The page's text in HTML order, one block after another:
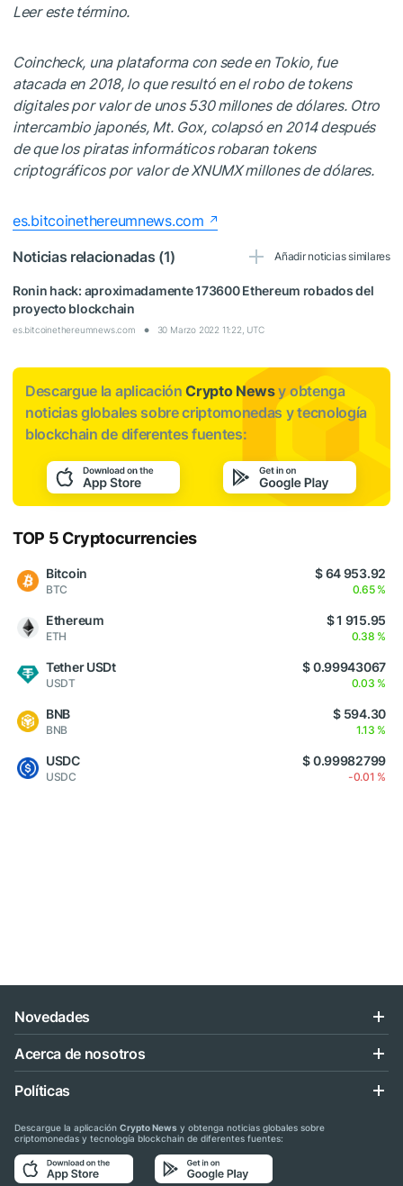
Leer este término.
Coincheck, una plataforma con sede en Tokio, fue
atacada en 2018, lo que resultó en el robo de tokens
digitales por valor de unos 530 millones de dólares. Otro
intercambio japonés, Mt. Gox, colapsó en 2014 después
de que los piratas informáticos robaran tokens
criptográficos por valor de XNUMX millones de dólares.
es.bitcoinethereumnews.com
Noticias relacionadas (1)
Añadir noticias similares
Ronin hack: aproximadamente 173600 Ethereum robados del
proyecto blockchain
es.bitcoinethereumnews.com 30 Marzo 2022 11:22, UTC
Descargue la aplicaciónCrypto Newsy obtenga
noticias globales sobre criptomonedas y tecnología
blockchain de diferentes fuentes:
TOP 5 Cryptocurrencies
Bitcoin
BTC
$ 64 953.92
0.65 %
Ethereum
ETH
$ 1 915.95
0.38 %
Tether USDt
USDT
$ 0.99943067
0.03 %
BNB
BNB
$ 594.30
1.13 %
USDC
USDC
$ 0.99982799
-0.01 %
Novedades
Acerca de nosotros
Políticas
Descargue la aplicación Crypto News y obtenga noticias globales sobre
criptomonedas y tecnología blockchain de diferentes fuentes: